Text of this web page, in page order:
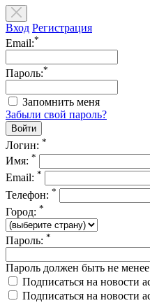
Вход Регистрация
Email:*
Пароль:*
Запомнить меня
Забыли свой пароль?
Логин: *
Имя: *
Email: *
Телефон: *
Город: *
Пароль: *
Пароль должен быть не
Подписаться на новости
Подписаться на новости